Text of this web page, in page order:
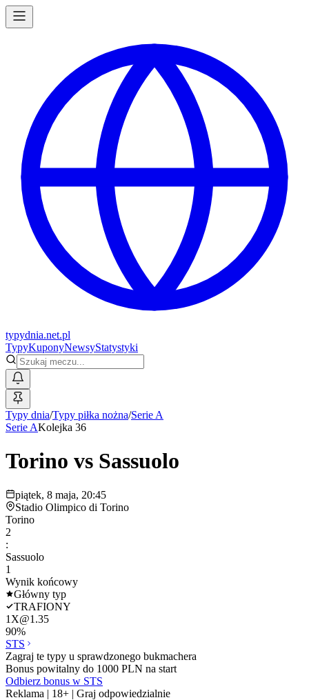
typydnia.net.pl
TypyKuponyNewsyStatystyki
Typy dnia/Typy piłka nożna/Serie A
Serie AKolejka 36
Torino vs Sassuolo
piątek, 8 maja, 20:45
Stadio Olimpico di Torino
Torino
2
:
Sassuolo
1
Wynik końcowy
Główny typ
TRAFIONY
1X@1.35
90%
STS
Zagraj te typy u sprawdzonego bukmachera
Bonus powitalny do 1000 PLN na start
Odbierz bonus w STS
Reklama | 18+ | Graj odpowiedzialnie